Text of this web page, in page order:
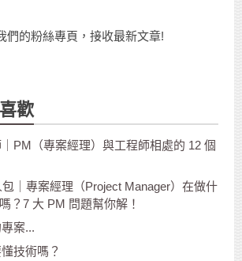
們的粉絲專頁，接收最新文章!
歡
PM（專案經理）與工程師相處的 12 個
｜專案經理（Project Manager）在做什
？7 大 PM 問題幫你解！
案...
技術嗎？